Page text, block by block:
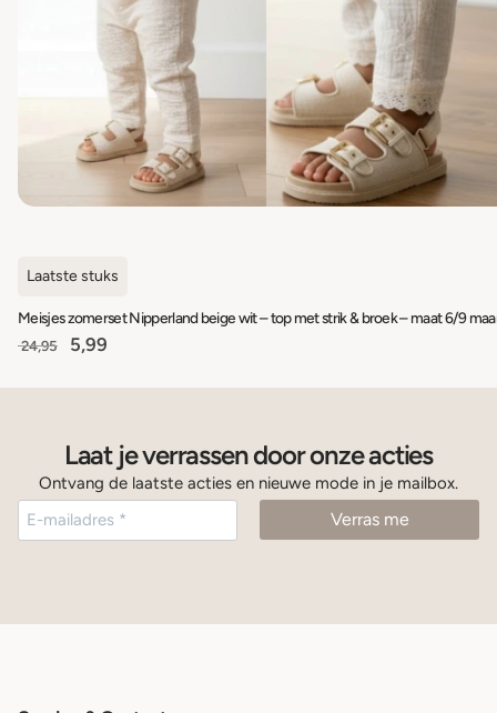
Laatste stuks
24,95 5,99
Laat je verrassen door onze acties
Ontvang de laatste acties en nieuwe mode in je mailbox.